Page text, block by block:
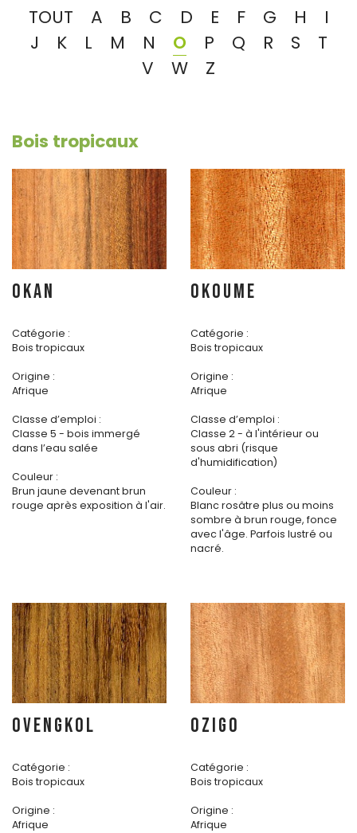
TOUT A B C D E F G H
I
J
K L M N O P Q R S
T
V
W Z
Bois tropicaux
OKAN
Catégorie :
Bois tropicaux
Origine :
Afrique
Classe d’emploi :
Classe 5 - bois immergé
dans l’eau salée
Couleur :
Brun jaune devenant brun
rouge après exposition à l'air.
OKOUME
Catégorie :
Bois tropicaux
Origine :
Afrique
Classe d’emploi :
Classe 2 - à l'intérieur ou
sous abri (risque
d'humidification)
Couleur :
Blanc rosâtre plus ou moins
sombre à brun rouge, fonce
avec l'âge. Parfois lustré ou
nacré.
OVENGKOL
Catégorie :
Bois tropicaux
Origine :
Afrique
OZIGO
Catégorie :
Bois tropicaux
Origine :
Afrique